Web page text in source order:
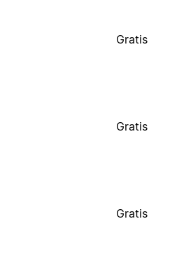
Gratis
Gratis
Gratis